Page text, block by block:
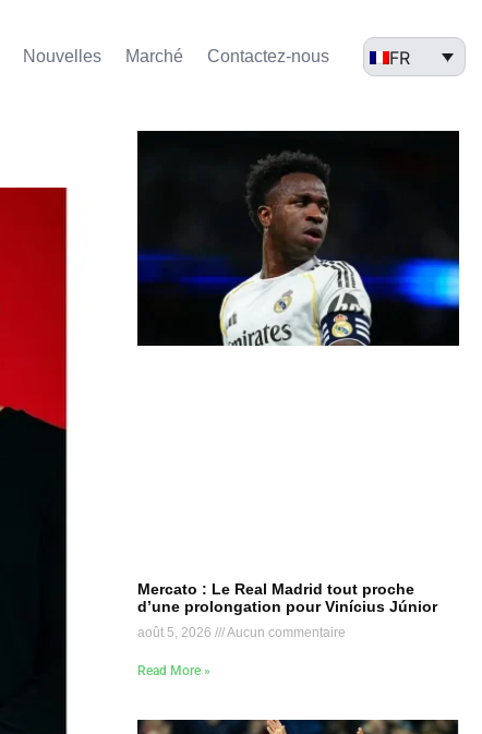
Nouvelles Marché​ Contactez-nous FR
Mercato : Le Real Madrid tout proche
d’une prolongation pour Vinícius Júnior
août 5, 2026 Aucun commentaire
Read More »